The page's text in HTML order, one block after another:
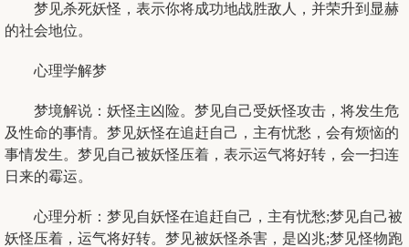
梦见杀死妖怪，表示你将成功地战胜敌人，并荣升到显赫
的社会地位。
心理学解梦
梦境解说：妖怪主凶险。梦见自己受妖怪攻击，将发生危
及性命的事情。梦见妖怪在追赶自己，主有忧愁，会有烦恼的
事情发生。梦见自己被妖怪压着，表示运气将好转，会一扫连
日来的霉运。
心理分析：梦见自妖怪在追赶自己，主有忧愁;梦见自己被
妖怪压着，运气将好转。梦见被妖怪杀害，是凶兆;梦见怪物跑